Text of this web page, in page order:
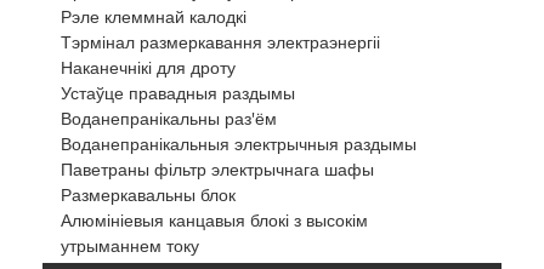
Рэле клеммнай калодкі
Тэрмінал размеркавання электраэнергіі
Наканечнікі для дроту
Устаўце правадныя раздымы
Воданепранікальны раз'ём
Воданепранікальныя электрычныя раздымы
Паветраны фільтр электрычнага шафы
Размеркавальны блок
Алюмініевыя канцавыя блокі з высокім
утрыманнем току